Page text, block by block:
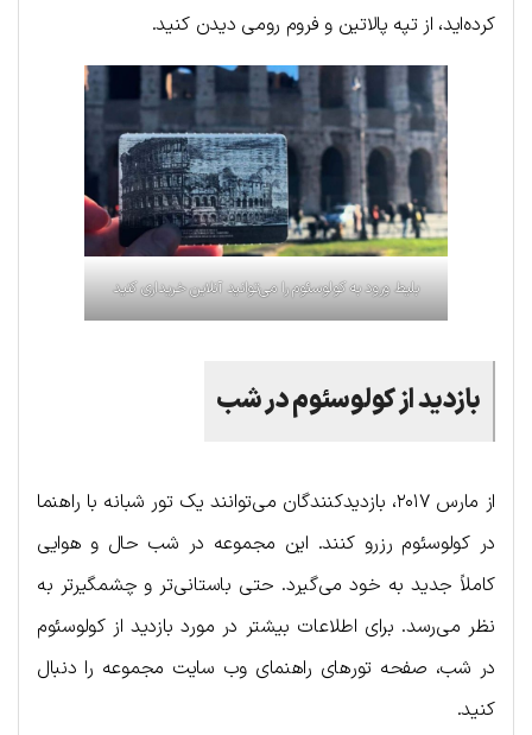
کرده‌اید، از تپه پالاتین و فروم رومی دیدن کنید.
بلیط ورود به کولوسئوم را می‌توانید آنلاین خریداری کنید
بازدید از کولوسئوم در شب
از مارس ۲۰۱۷، بازدیدکنندگان می‌توانند یک تور شبانه با راهنما
در کولوسئوم رزرو کنند. این مجموعه در شب حال و هوایی
کاملاً جدید به خود می‌گیرد. حتی باستانی‌تر و چشمگیرتر به
نظر می‌رسد. برای اطلاعات بیشتر در مورد بازدید از کولوسئوم
در شب، صفحه تورهای راهنمای وب سایت مجموعه را دنبال
کنید.